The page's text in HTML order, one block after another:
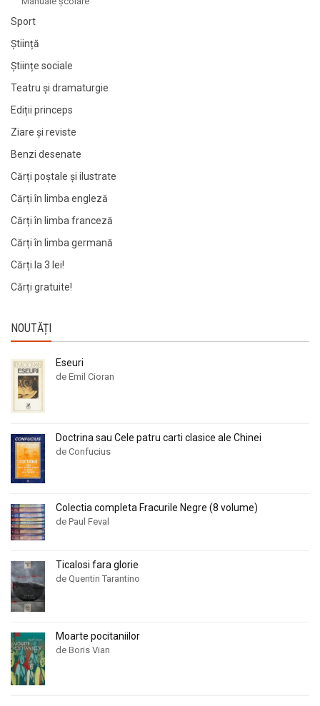
Sport
Știință
Științe sociale
Teatru și dramaturgie
Ediții princeps
Ziare şi reviste
Benzi desenate
Cărți poștale și ilustrate
Cărți în limba engleză
Cărți în limba franceză
Cărți în limba germană
Cărți la 3 lei!
Cărți gratuite!
NOUTĂȚI
Eseuri
de Emil Cioran
Doctrina sau Cele patru carti clasice ale Chinei
de Confucius
Colectia completa Fracurile Negre (8 volume)
de Paul Feval
Ticalosi fara glorie
de Quentin Tarantino
Moarte pocitaniilor
de Boris Vian